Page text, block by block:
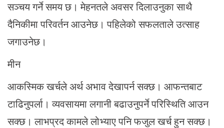
सञ्चय गर्ने समय छ। मेहनतले अवसर दिलाउनुका साथै
दैनिकीमा परिवर्तन आउनेछ। पहिलेको सफलताले उत्साह
जगाउनेछ।
मीन
आकस्मिक खर्चले अर्थ अभाव देखापर्न सक्छ। आफन्तबाट
टाढिनुपर्ला। व्यवसायमा लगानी बढाउनुपर्ने परिस्थिति आउन
सक्छ। लाभप्रद कामले लोभ्याए पनि फजुल खर्च हुन सक्छ।